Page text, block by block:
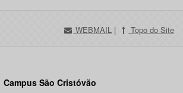
WEBMAIL | Topo do Site
Campus São Cristóvão